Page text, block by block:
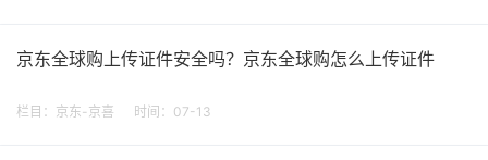
京东全球购上传证件安全吗？京东全球购怎么上传证件
栏目： 京东-京喜 时间：07-13